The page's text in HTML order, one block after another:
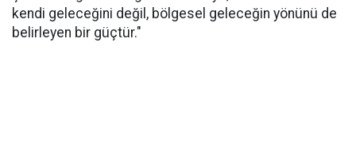
kendi geleceğini değil, bölgesel geleceğin yönünü de
belirleyen bir güçtür."